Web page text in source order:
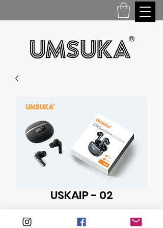
USKAIP - 02
WIRELESS EARPHONE